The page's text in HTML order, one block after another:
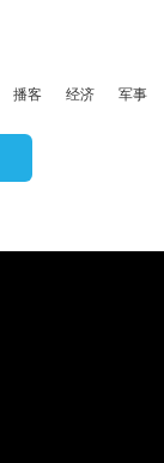
播客 经济 军事